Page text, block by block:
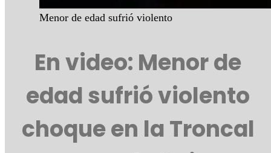
Menor de edad sufrió violento
En video: Menor de
edad sufrió violento
choque en la Troncal